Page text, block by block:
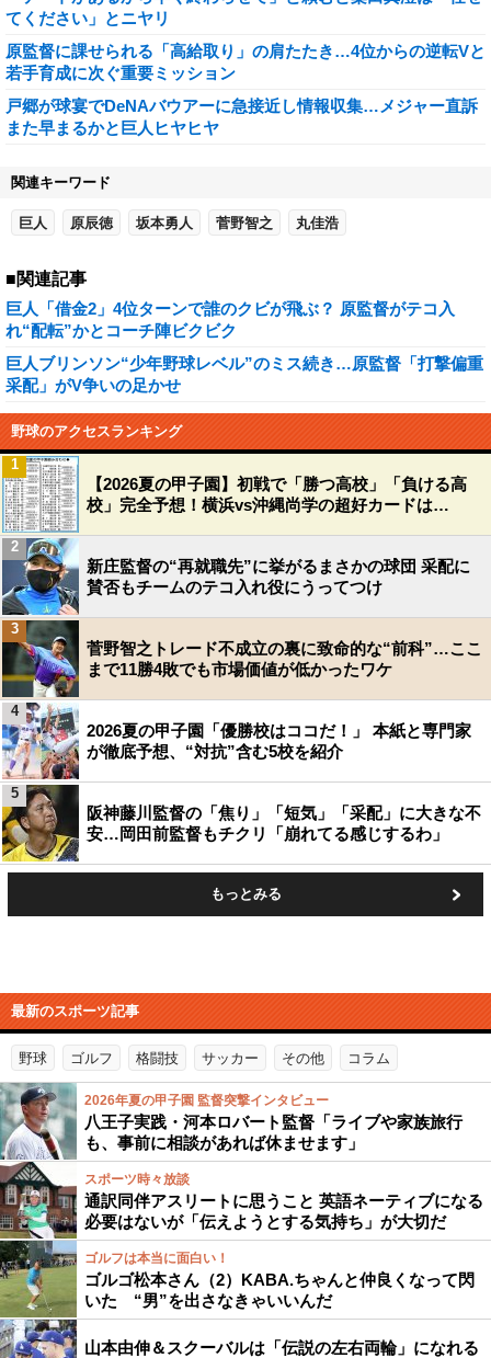
てください」とニヤリ
原監督に課せられる「高給取り」の肩たたき…4位からの逆転Vと
若手育成に次ぐ重要ミッション
戸郷が球宴でDeNAバウアーに急接近し情報収集…メジャー直訴
また早まるかと巨人ヒヤヒヤ
関連キーワード
巨人 原辰徳 坂本勇人 菅野智之 丸佳浩
■関連記事
巨人「借金2」4位ターンで誰のクビが飛ぶ？ 原監督がテコ入
れ“配転”かとコーチ陣ビクビク
巨人ブリンソン“少年野球レベル”のミス続き…原監督「打撃偏重
采配」がV争いの足かせ
野球のアクセスランキング
【2026夏の甲子園】初戦で「勝つ高校」「負ける高
校」完全予想！横浜vs沖縄尚学の超好カードは…
1
新庄監督の“再就職先”に挙がるまさかの球団 采配に
賛否もチームのテコ入れ役にうってつけ
2
菅野智之トレード不成立の裏に致命的な“前科”…ここ
まで11勝4敗でも市場価値が低かったワケ
3
2026夏の甲子園「優勝校はココだ！」 本紙と専門家
が徹底予想、“対抗”含む5校を紹介
4
阪神藤川監督の「焦り」「短気」「采配」に大きな不
安…岡田前監督もチクリ「崩れてる感じするわ」
5
もっとみる
最新のスポーツ記事
野球 ゴルフ 格闘技 サッカー その他 コラム
2026年夏の甲子園 監督突撃インタビュー
八王子実践・河本ロバート監督「ライブや家族旅行
も、事前に相談があれば休ませます」
スポーツ時々放談
通訳同伴アスリートに思うこと 英語ネーティブになる
必要はないが「伝えようとする気持ち」が大切だ
ゴルフは本当に面白い！
ゴルゴ松本さん（2）KABA.ちゃんと仲良くなって閃
いた “男”を出さなきゃいいんだ
山本由伸＆スクーバルは「伝説の左右両輪」になれる